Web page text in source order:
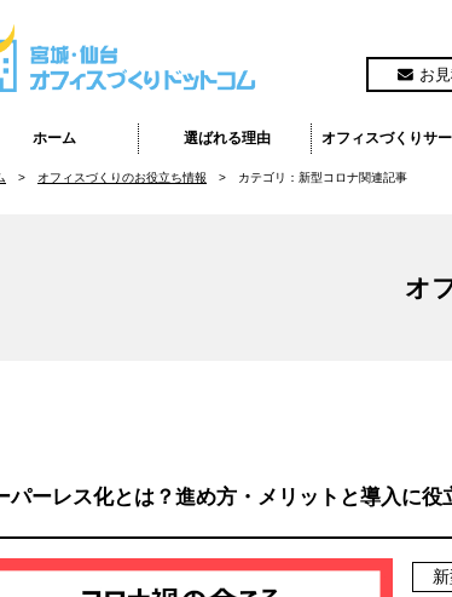
お
ホーム 選ばれる理由 オフィスづくりサ
オ
オフィスづくりのお役立ち情報 カテゴリ：新型コロナ関連記事
パーレス化とは？進め方・メリットと導入に役